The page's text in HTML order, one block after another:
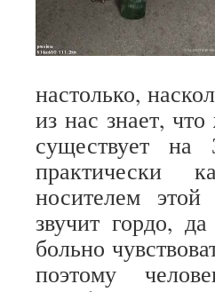
настолько,
из нас знает,
существует
практически
носителем
звучит гордо,
больно
поэтому